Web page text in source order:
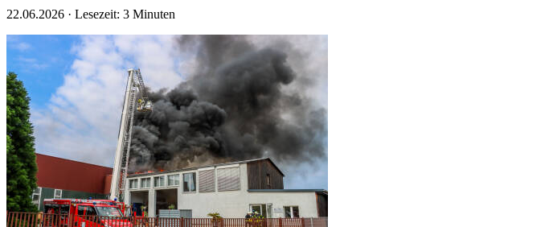
22.06.2026 · Lesezeit: 3 Minuten